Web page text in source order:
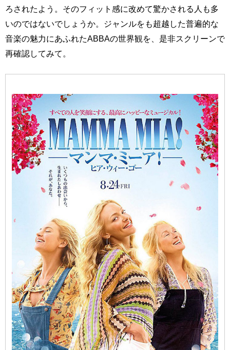
ろされたよう。そのフィット感に改めて驚かされる人も多
いのではないでしょうか。ジャンルをも超越した普遍的な
音楽の魅力にあふれたABBAの世界観を、是非スクリーンで
再確認してみて。